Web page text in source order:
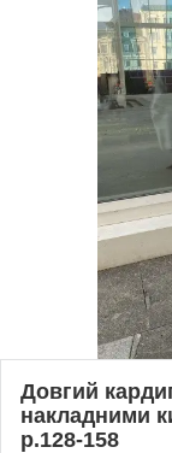
Довгий
накладними
р.128-158